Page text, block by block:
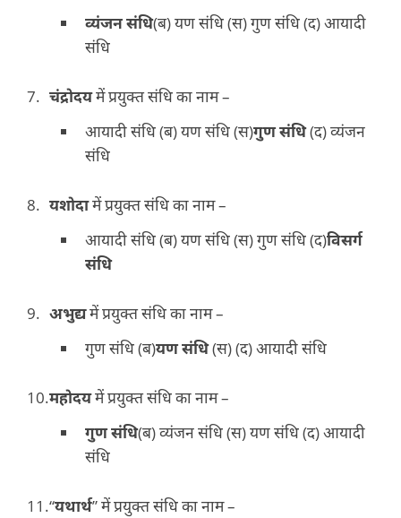
व्यंजन संधि(ब) यण संधि (स) गुण संधि (द) आयादी
संधि
चंद्रोदयमें प्रयुक्त संधि का नाम –
आयादी संधि (ब) यण संधि (स)गुण संधि(द) व्यंजन
संधि
यशोदामें प्रयुक्त संधि का नाम –
आयादी संधि (ब) यण संधि (स) गुण संधि (द)विसर्ग
संधि
अभुद्यमें प्रयुक्त संधि का नाम –
गुण संधि (ब)यण संधि(स) (द) आयादी संधि
महोदयमें प्रयुक्त संधि का नाम –
गुण संधि(ब) व्यंजन संधि (स) यण संधि (द) आयादी
संधि
“यथार्थ” में प्रयुक्त संधि का नाम –